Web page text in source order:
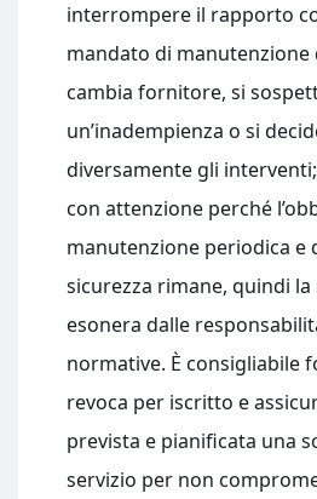
interrompere il rapporto
mandato di manutenzione
cambia fornitore, si
un’inadempienza o si
diversamente gli
con attenzione perché
manutenzione periodica e
sicurezza rimane, quindi la
esonera dalle
normative. È consigliabile
revoca per iscritto e
prevista e pianificata una
servizio per non